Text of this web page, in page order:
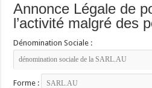
Annonce Légale de
l’activité malgré des
Dénomination Sociale :
Forme :